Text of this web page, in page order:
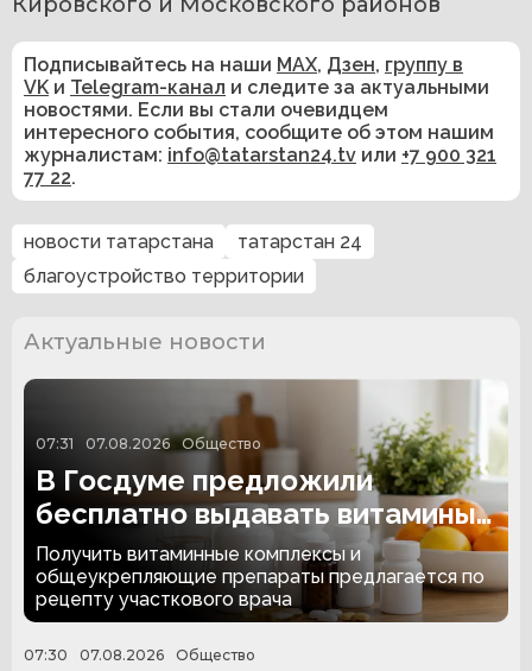
Подписывайтесь на наши MAX, Дзен, группу в
VK и Telegram-канал и следите за актуальными
новостями. Если вы стали очевидцем
интересного события, сообщите об этом нашим
журналистам: info@tatarstan24.tv или +7 900 321
77 22.
новости татарстана
татарстан 24
благоустройство территории
Актуальные новости
07:31 07.08.2026 Общество
В Госдуме предложили
бесплатно выдавать витамины
детям из многодетных семей
Получить витаминные комплексы и
общеукрепляющие препараты предлагается по
рецепту участкового врача
07:30 07.08.2026 Общество